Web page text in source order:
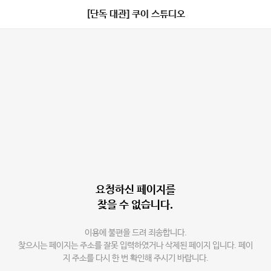
[단독 대관] 쿠이 스튜디오
요청하신 페이지를
찾을 수 없습니다.
이용에 불편을 드려 죄송합니다.
찾으시는 페이지는 주소를 잘못 입력하였거나 삭제된 페이지 입니다. 페이
지 주소를 다시 한 번 확인해 주시기 바랍니다.